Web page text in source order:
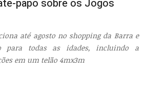
papo sobre os Jogos
até agosto no shopping da Barra e
para todas as idades, incluindo a
em um telão 4mx3m